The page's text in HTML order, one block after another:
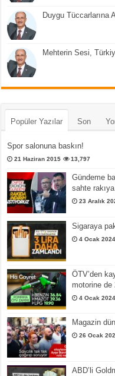
Duygu Tüccarlarına
Mehterin Sesi,
Popüler Yazılar Son
Spor salonuna baskın!
21 Haziran 2015 13,797
Gündeme
sahte
23 Aralık
Sigaraya
4 Ocak 2024
ÖTV’den
motorine de
4 Ocak 2024
Magazin
26 Ocak
ABD’li